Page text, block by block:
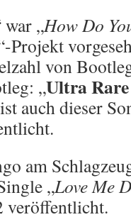
war „How Do
Projekt
von
„Ultra
auch dieser
am
„Love Me
veröffentlicht.